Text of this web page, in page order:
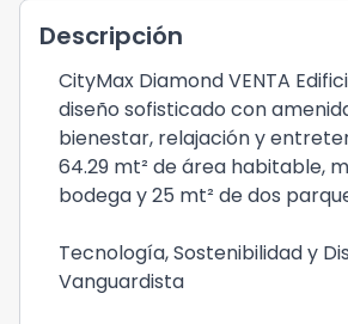
Descripción
CityMax Diamond VENTA
diseño sofisticado con
bienestar, relajación y
64.29 mt² de área habitable,
bodega y 25 mt² de dos
Tecnología, Sostenibilidad y
Vanguardista